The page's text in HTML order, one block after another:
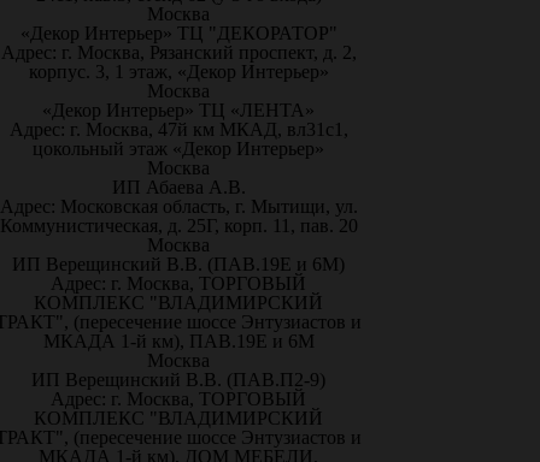
Москва
«Декор Интерьер» ТЦ "ДЕКОРАТОР"
Адрес: г. Москва, Рязанский проспект, д. 2,
корпус. 3, 1 этаж, «Декор Интерьер»
Москва
«Декор Интерьер» ТЦ «ЛЕНТА»
Адрес: г. Москва, 47й км МКАД, вл31с1,
цокольный этаж «Декор Интерьер»
Москва
ИП Абаева А.В.
Адрес: Московская область, г. Мытищи, ул.
Коммунистическая, д. 25Г, корп. 11, пав. 20
Москва
ИП Верещинский В.В. (ПАВ.19Е и 6М)
Адрес: г. Москва, ТОРГОВЫЙ
КОМПЛЕКС "ВЛАДИМИРСКИЙ
(пересечение шоссе Энтузиастов и
МКАДА 1-й км), ПАВ.19Е и 6М
Москва
ИП Верещинский В.В. (ПАВ.П2-9)
Адрес: г. Москва, ТОРГОВЫЙ
КОМПЛЕКС "ВЛАДИМИРСКИЙ
(пересечение шоссе Энтузиастов и
МКАДА 1-й км), ДОМ МЕБЕЛИ,